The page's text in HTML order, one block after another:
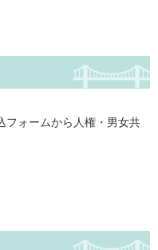
ォームから人権・男女共